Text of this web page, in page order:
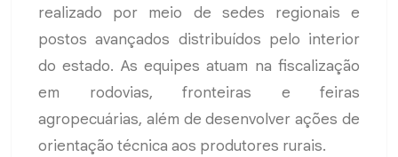
realizado por meio de sedes regionais e
postos avançados distribuídos pelo interior
do estado. As equipes atuam na fiscalização
em rodovias, fronteiras e feiras
agropecuárias, além de desenvolver ações de
orientação técnica aos produtores rurais.